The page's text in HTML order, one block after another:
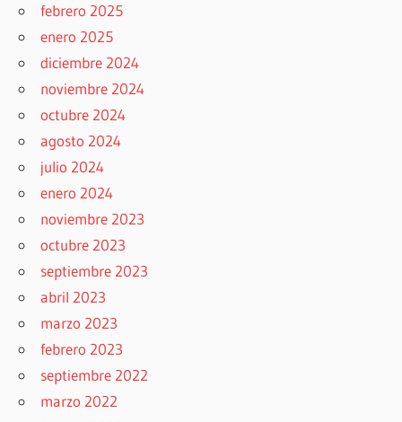
febrero 2025
enero 2025
diciembre 2024
noviembre 2024
octubre 2024
agosto 2024
julio 2024
enero 2024
noviembre 2023
octubre 2023
septiembre 2023
abril 2023
marzo 2023
febrero 2023
septiembre 2022
marzo 2022